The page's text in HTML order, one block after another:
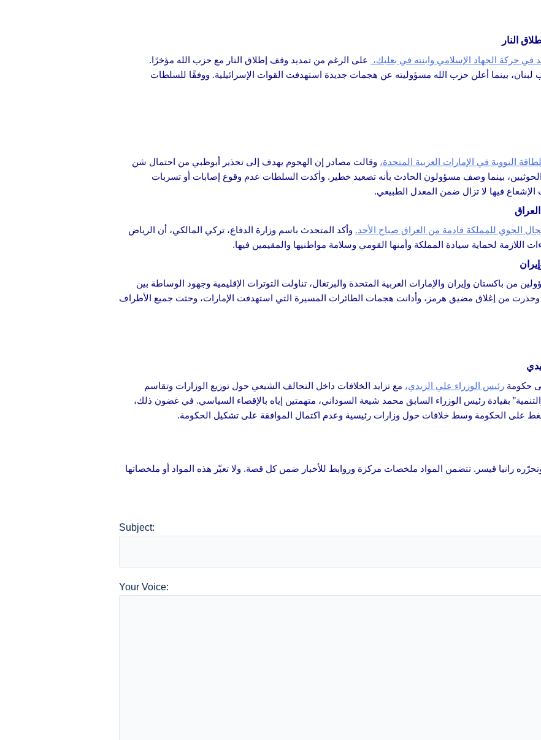
النار
حركة الجهاد الإسلامي وابنته في بعلبك، على الرغم من تمديد وقف إطلاق النار مع حزب الله مؤخرًا.
لبنان، بينما أعلن حزب الله مسؤوليته عن هجمات جديدة استهدفت القوات الإسرائيلية. ووفقًا للسلطات
النووية في الإمارات العربية المتحدة، وقالت مصادر إن الهجوم يهدف إلى تحذير أبوظبي من احتمال شن
بينما وصف مسؤولون الحادث بأنه تصعيد خطير. وأكدت السلطات عدم وقوع إصابات أو تسربات
الإشعاع فيها لا تزال ضمن المعدل الطبيعي.
الجوي للمملكة قادمة من العراق صباح الأحد. وأكد المتحدث باسم وزارة الدفاع، تركي المالكي، أن الرياض
اللازمة لحماية سيادة المملكة وأمنها القومي وسلامة مواطنيها والمقيمين فيها.
من باكستان وإيران والإمارات العربية المتحدة والبرتغال، تناولت التوترات الإقليمية وجهود الوساطة بين
من إغلاق مضيق هرمز، وأدانت هجمات الطائرات المسيرة التي استهدفت الإمارات، وحثت جميع الأطراف
حكومة رئيس الوزراء علي الزيدي، مع تزايد الخلافات داخل التحالف الشيعي حول توزيع الوزارات وتقاسم
بقيادة رئيس الوزراء السابق محمد شيعة السوداني، متهمتين إياه بالإقصاء السياسي. في غضون ذلك،
على الحكومة وسط خلافات حول وزارات رئيسية وعدم اكتمال الموافقة على تشكيل الحكومة.
وتحرّره رانيا قيسر. تتضمن المواد ملخصات مركزة وروابط للأخبار ضمن كل قصة. ولا تعبّر هذه المواد أو ملخصاتها
Subject:
Your Voice: